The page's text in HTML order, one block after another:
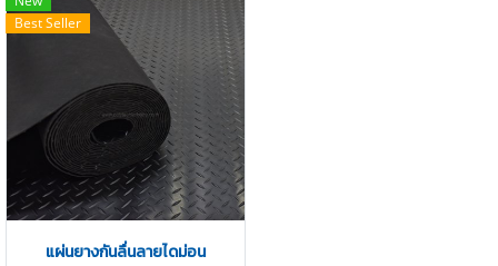
ฟรี พร้อมรับติดตั้ง รับประกันสินค้า 1
ปี LINE OA : @PTIRUBBER / Tel:
022577154 / MB : 0863077319
/ Email: info@ptigroups.com
Best Seller
แผ่นยางกันลื่นลายไดม่อน